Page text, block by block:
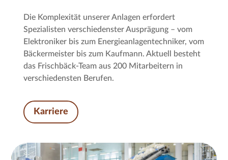
Die Komplexität unserer Anlagen erfordert
Spezialisten verschiedenster Ausprägung – vom
Elektroniker bis zum Energieanlagen­techniker, vom
Bäckermeister bis zum Kaufmann. Aktuell besteht
das Frischbäck-Team aus 200 Mitarbeitern in
verschiedensten Berufen.
Karriere